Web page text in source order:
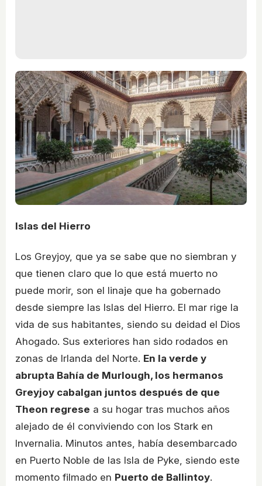
Islas del Hierro
Los Greyjoy, que ya se sabe que no siembran y
que tienen claro que lo que está muerto no
puede morir, son el linaje que ha gobernado
desde siempre las Islas del Hierro. El mar rige la
vida de sus habitantes, siendo su deidad el Dios
Ahogado. Sus exteriores han sido rodados en
zonas de Irlanda del Norte. En la verde y
abrupta Bahía de Murlough, los hermanos
Greyjoy cabalgan juntos después de que
Theon regrese a su hogar tras muchos años
alejado de él conviviendo con los Stark en
Invernalia. Minutos antes, había desembarcado
en Puerto Noble de las Isla de Pyke, siendo este
momento filmado en Puerto de Ballintoy.